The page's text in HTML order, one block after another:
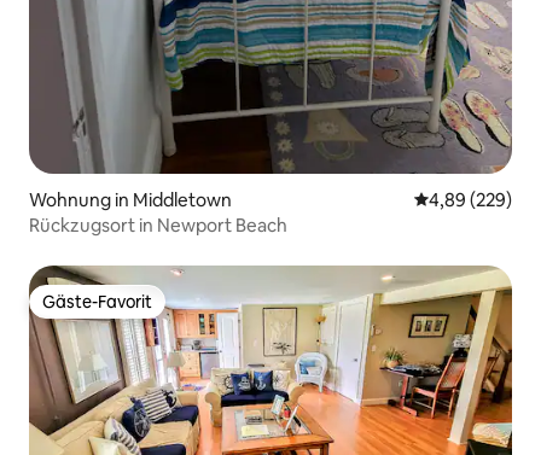
Wohnung in Middletown
4,89 (229)
Rückzugsort in Newport Beach
Gäste-Favorit
Gäste-Favorit